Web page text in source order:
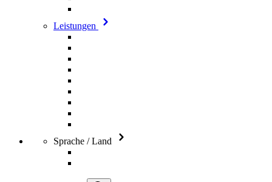
Leistungen
Sprache / Land